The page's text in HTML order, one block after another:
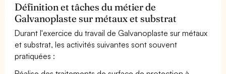
Définition et tâches du métier de
Galvanoplaste sur métaux et substrat
Durant l'exercice du travail de Galvanoplaste sur métaux
et substrat, les activités suivantes sont souvent
pratiquées :